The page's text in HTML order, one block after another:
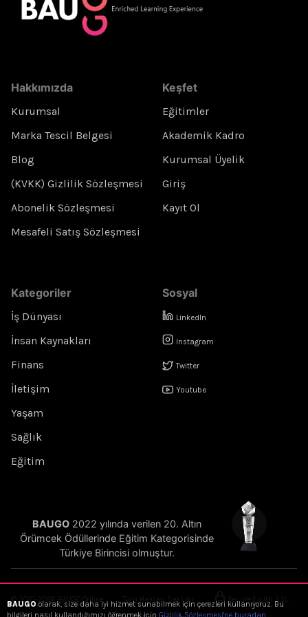
Hakkımızda
Kurumsal
Marka Tescil Belgesi
Blog
(KVKK) Gizlilik Sözleşmesi
Abonelik Sözleşmesi
Mesafeli Satış Sözleşmesi
Keşfet
Eğitimler
Akademik Kadro
Kurumsal Üyelik
Giriş
Kayıt Ol
Kategoriler
İş Dünyası
İnsan Kaynakları
Finans
İletişim
Yaşam
Sağlık
Eğitim
Sosyal
LinkedIn
Instagram
Twitter
Youtube
BAUGO 2022 yılında verilen 20. Altın
Örümcek Ödüllerinde Eğitim Kategorisinde
Türkiye Birincisi olmuştur.
© 2021-2026 BAUGO Online Tüm Hakları Saklıdır. Secured with SSL
BAUGO olarak, size daha iyi hizmet sunabilmek için çerezleri kullanıyoruz. Bu